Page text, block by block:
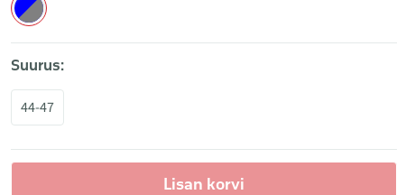
Suurus:
44-47
Lisan korvi